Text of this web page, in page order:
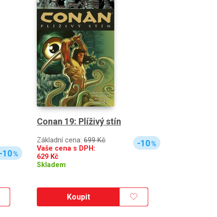
10%
Conan 19: Plíživý stín
Základní cena: 699 Kč
Vaše cena s DPH:
629 Kč
Skladem
-10%
Koupit